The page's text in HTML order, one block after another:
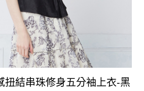
扭結串珠修身五分袖上衣-黑